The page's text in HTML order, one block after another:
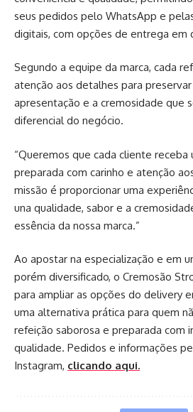
seus pedidos pelo WhatsApp e
digitais, com opções de entrega em
Segundo a equipe da marca, cada
atenção aos detalhes para preservar
apresentação e a cremosidade que
diferencial do negócio.
“Queremos que cada cliente receba
preparada com carinho e atenção
missão é proporcionar uma
una qualidade, sabor e a
essência da nossa marca.”
Ao apostar na especialização e em
porém diversificado, o Cremosão
para ampliar as opções do delivery
uma alternativa prática para quem
refeição saborosa e preparada com
qualidade. Pedidos e informações
Instagram, clicando aqui.